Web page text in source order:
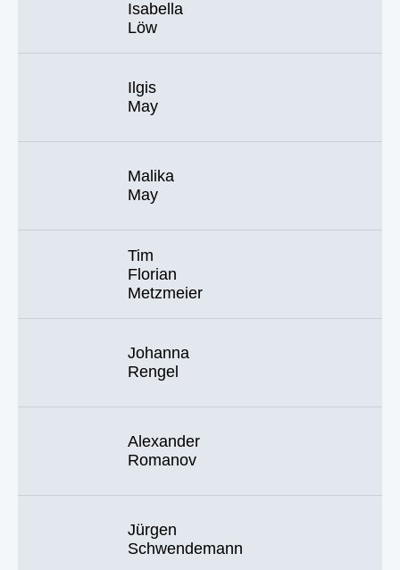
Isabella
Löw
Ilgis
May
Malika
May
Tim
Florian
Metzmeier
Johanna
Rengel
Alexander
Romanov
Jürgen
Schwendemann